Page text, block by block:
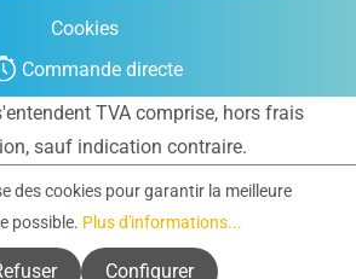
Cookies
Commande directe
TVA comprise, hors frais
, sauf indication contraire.
des cookies pour garantir la meilleure
possible. Plus d'informations...
Configurer